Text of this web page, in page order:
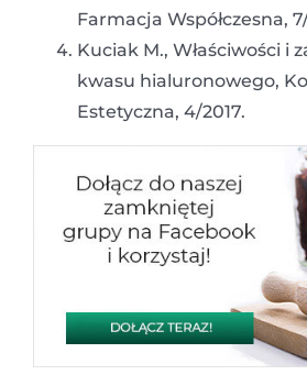
Farmacja Współczesna,
Kuciak M., Właściwości i
kwasu hialuronowego,
Estetyczna, 4/2017.